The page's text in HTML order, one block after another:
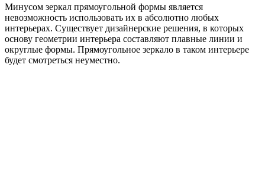
Минусом зеркал прямоугольной формы является
невозможность использовать их в абсолютно любых
интерьерах. Существует дизайнерские решения, в которых
основу геометрии интерьера составляют плавные линии и
округлые формы. Прямоугольное зеркало в таком интерьере
будет смотреться неуместно.